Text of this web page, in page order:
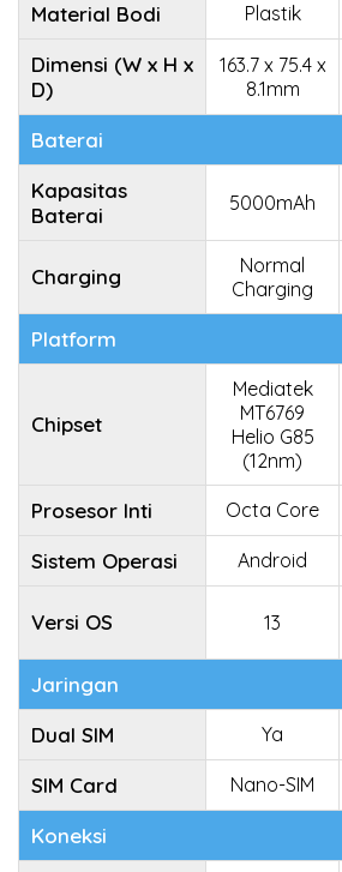
Material Bodi Plastik
Dimensi (W x H x
D)
163.7 x 75.4 x
8.1mm
Baterai
Kapasitas
Baterai
5000mAh
Charging
Normal
Charging
Platform
Chipset
Mediatek
MT6769
Helio G85
(12nm)
Prosesor Inti Octa Core
Sistem Operasi Android
Versi OS 13
Jaringan
Dual SIM
Ya
SIM Card Nano-SIM
Koneksi